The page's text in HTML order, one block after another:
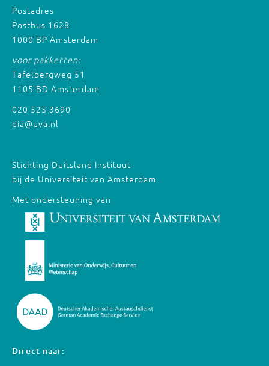
Postadres
Postbus 1628
1000 BP Amsterdam
voor pakketten:
Tafelbergweg 51
1105 BD Amsterdam
020 525 3690
dia@uva.nl
Stichting Duitsland Instituut
bij de Universiteit van Amsterdam
Met ondersteuning van
Direct naar: